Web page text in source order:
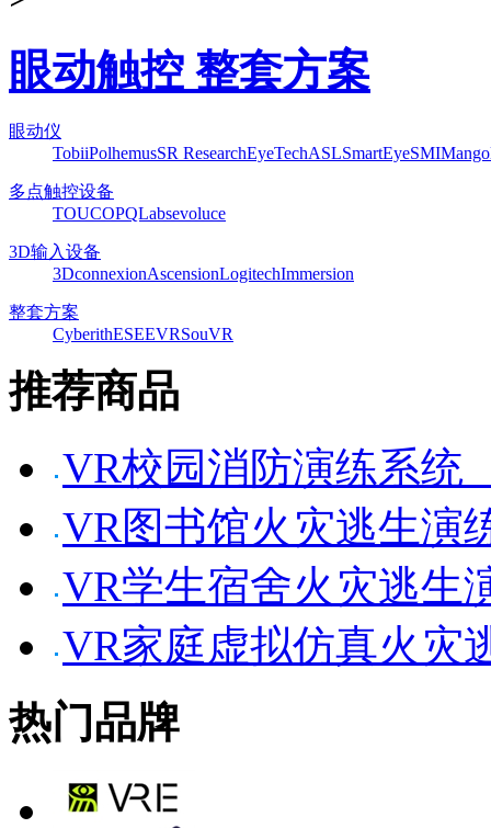
眼动触控 整套方案
眼动仪
TobiiPolhemusSR ResearchEyeTechASLSmartEyeSMI
多点触控设备
TOUCOPQLabsevoluce
3D输入设备
3DconnexionAscensionLogitechImmersion
整套方案
CyberithESEEVRSouVR
推荐商品
VR校园消防演练系统
VR图书馆火灾逃生演
VR学生宿舍火灾逃生
VR家庭虚拟仿真火灾
热门品牌